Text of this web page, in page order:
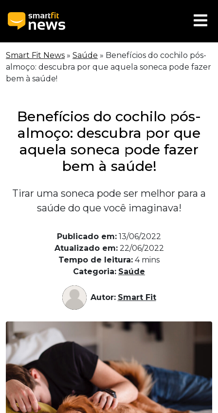
Smart Fit News » Saúde » Benefícios do cochilo pós-
almoço: descubra por que aquela soneca pode fazer
bem à saúde!
Benefícios do cochilo pós-
almoço: descubra por que
aquela soneca pode fazer
bem à saúde!
Tirar uma soneca pode ser melhor para a
saúde do que você imaginava!
Publicado em: 13/06/2022
Atualizado em: 22/06/2022
Tempo de leitura: 4 mins
Categoria: Saúde
Autor: Smart Fit